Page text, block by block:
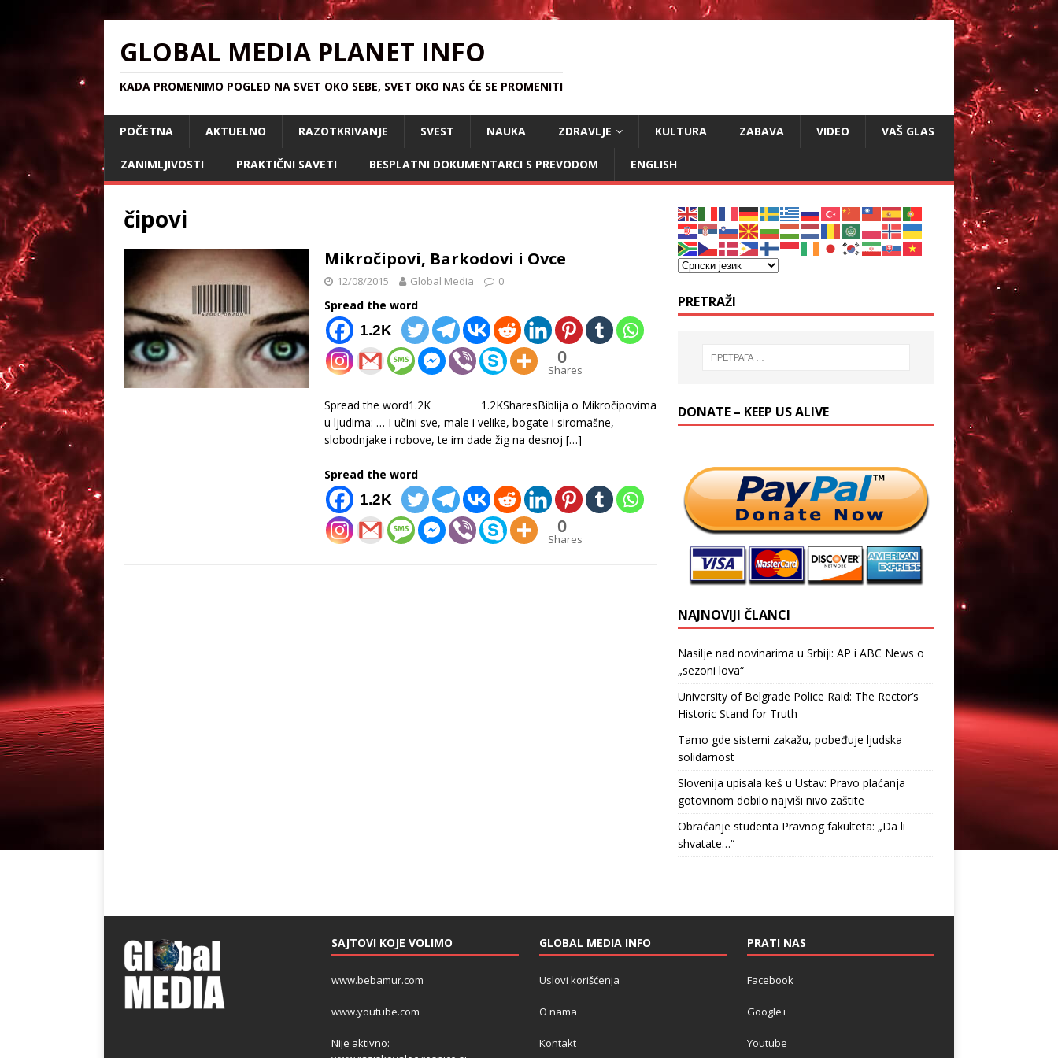
GLOBAL MEDIA PLANET INFO
KADA PROMENIMO POGLED NA SVET OKO SEBE, SVET OKO NAS ĆE SE PROMENITI
POČETNA AKTUELNO RAZOTKRIVANJE SVEST NAUKA ZDRAVLJE KULTURA ZABAVA VIDEO VAŠ GLAS
ZANIMLJIVOSTI PRAKTIČNI SAVETI BESPLATNI DOKUMENTARCI S PREVODOM ENGLISH
čipovi
Mikročipovi, Barkodovi i Ovce
12/08/2015 Global Media 0
Spread the word
1.2K
0
Shares
Spread the word1.2K 1.2KSharesBiblija o Mikročipovima
u ljudima: … I učini sve, male i velike, bogate i siromašne,
slobodnjake i robove, te im dade žig na desnoj […]
Spread the word
1.2K
0
Shares
PRETRAŽI
DONATE – KEEP US ALIVE
NAJNOVIJI ČLANCI
Nasilje nad novinarima u Srbiji: AP i ABC News o
„sezoni lova“
University of Belgrade Police Raid: The Rector’s
Historic Stand for Truth
Tamo gde sistemi zakažu, pobeđuje ljudska
solidarnost
Slovenija upisala keš u Ustav: Pravo plaćanja
gotovinom dobilo najviši nivo zaštite
Obraćanje studenta Pravnog fakulteta: „Da li
shvatate…“
SAJTOVI KOJE VOLIMO
www.bebamur.com
www.youtube.com
Nije aktivno:
GLOBAL MEDIA INFO
Uslovi korišćenja
O nama
Kontakt
PRATI NAS
Facebook
Google+
Youtube